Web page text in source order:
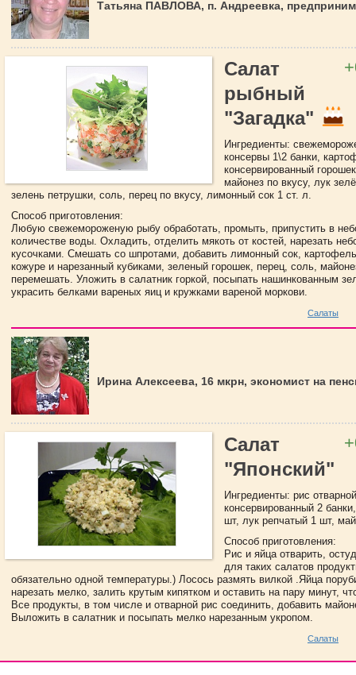
Татьяна ПАВЛОВА, п. Андреевка,
Салат
рыбный
"Загадка"
Ингредиенты:
консервы 1\2 банки,
консервированный
майонез по вкусу, лук
зелень петрушки, соль, перец по вкусу, лимонный сок 1 ст. л.
Способ приготовления:
Любую свежемороженую рыбу обработать, промыть, припустить в
количестве воды. Охладить, отделить мякоть от костей, нарезать
кусочками. Смешать со шпротами, добавить лимонный сок,
кожуре и нарезанный кубиками, зеленый горошек, перец, соль,
перемешать. Уложить в салатник горкой, посыпать нашинкованным
украсить белками вареных яиц и кружками вареной моркови.
Салаты
Ирина Алексеева, 16 мкрн, экономист на
Салат
"Японский"
Ингредиенты: рис
консервированный 2
шт, лук репчатый 1 шт,
Способ приготовления:
Рис и яйца отварить,
для таких салатов
обязательно одной температуры.) Лосось размять вилкой .Яйца
нарезать мелко, залить крутым кипятком и оставить на пару минут,
Все продукты, в том числе и отварной рис соединить, добавить
Выложить в салатник и посыпать мелко нарезанным укропом.
Салаты